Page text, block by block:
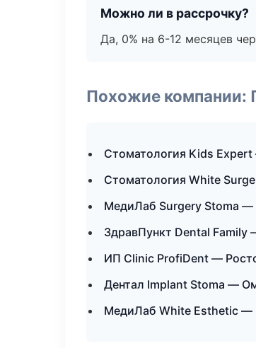
Можно ли в рассрочку?
Да, 0% на 6-12 месяцев
Похожие компании:
Стоматология Kids
Стоматология White
МедиЛаб Surgery Stoma —
ЗдравПункт Dental Family
ИП Clinic ProfiDent —
Дентал Implant Stoma —
МедиЛаб White Esthetic